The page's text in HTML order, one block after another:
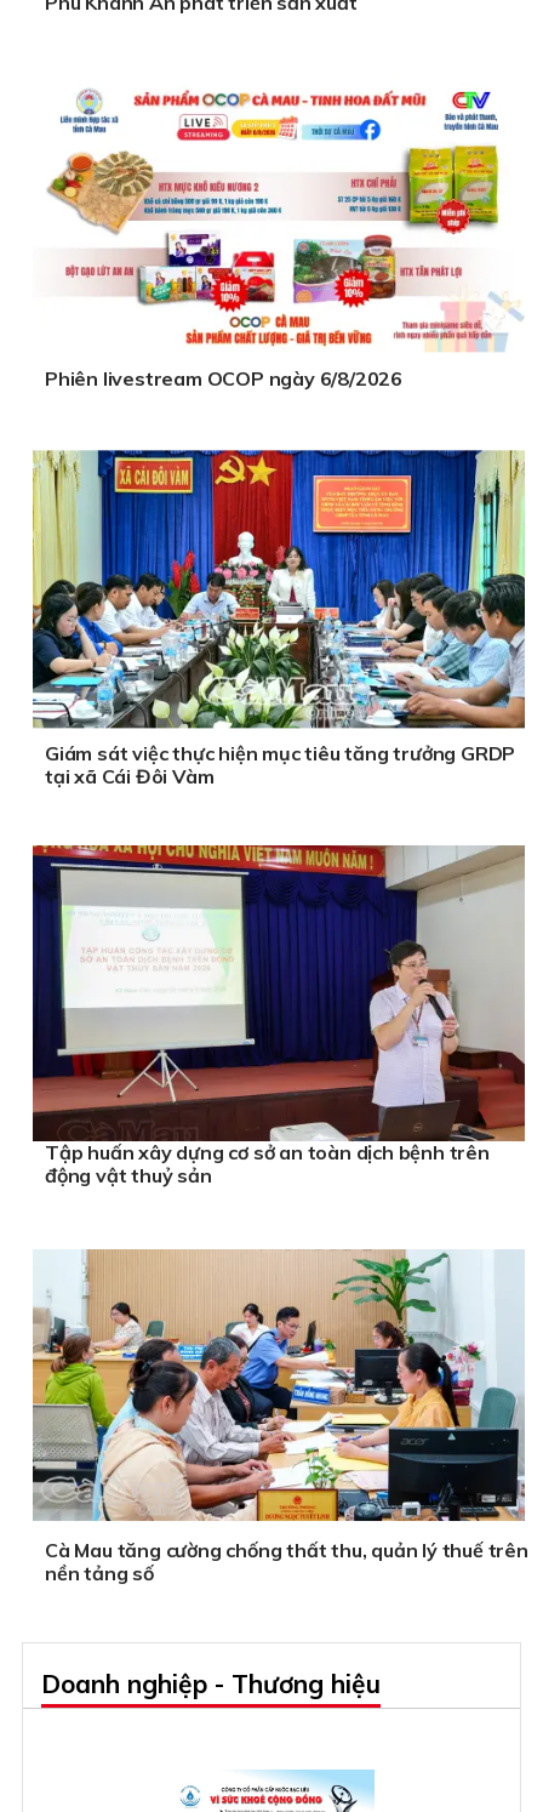
Phiên livestream OCOP ngày 6/8/2026
Giám sát việc thực hiện mục tiêu tăng trưởng GRDP
tại xã Cái Đôi Vàm
Tập huấn xây dựng cơ sở an toàn dịch bệnh trên
động vật thuỷ sản
Cà Mau tăng cường chống thất thu, quản lý thuế trên
nền tảng số
Doanh nghiệp - Thương hiệu